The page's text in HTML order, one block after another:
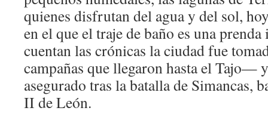
quienes disfrutan del agua y del sol,
en el que el traje de baño es una
cuentan las crónicas la ciudad fue
campañas que llegaron hasta el Tajo—
asegurado tras la batalla de Simancas,
II de León.